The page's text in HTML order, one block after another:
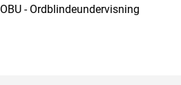
OBU - Ordblindeundervisning